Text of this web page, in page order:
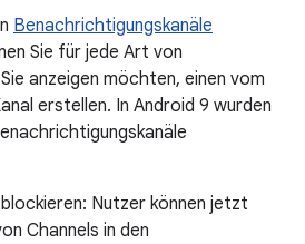
Benachrichtigungskanäle
Sie für jede Art von
anzeigen möchten, einen vom
erstellen. In Android 9 wurden
Nutzer können jetzt
Channels in den